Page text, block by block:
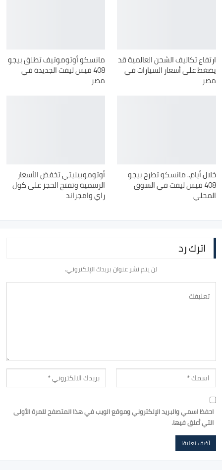
ارتفاع تكاليف الشحن العالمية قد
يضغط على أسعار السيارات في
مصر
مانسكو أوتوموتيف تطلق بيجو
408 فيس ليفت الجديدة في
مصر
خلال أيام.. مانسكو تطرح بيجو
408 فيس ليفت في السوق
المحلي
أوتوموبيليتي تخفض الأسعار
الرسمية وتفتح الحجز على كول
راي وامجراند
اترك رد
لن يتم نشر عنوان بريدك الإلكتروني.
احفظ اسمي والبريد الإلكتروني وموقع الويب في هذا المتصفح للمرة الأولى
التي أعلق فيها.